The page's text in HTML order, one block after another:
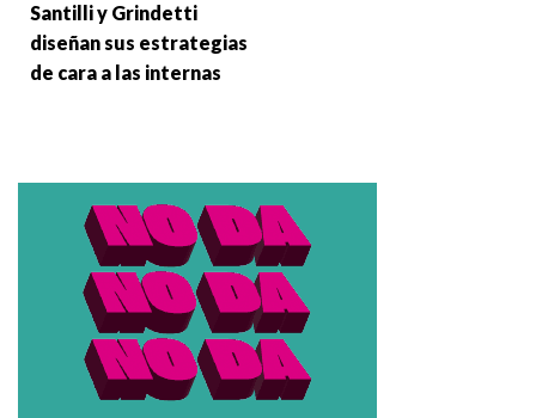
Santilli y Grindetti
diseñan sus estrategias
de cara a las internas